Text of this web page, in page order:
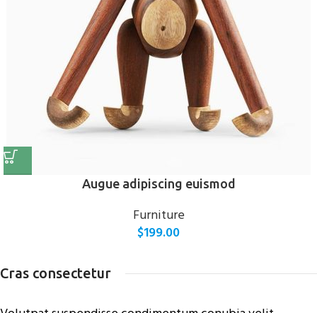
Augue adipiscing euismod
Furniture
$199.00
Cras consectetur